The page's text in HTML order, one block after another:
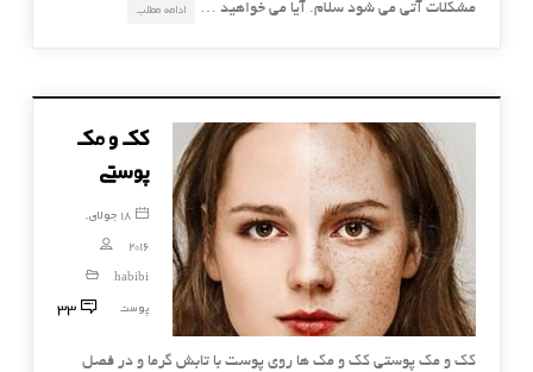
مشکلات آتی می شود سلام. آیا می خواهید …
ادامه مطلب
کک و مک
پوستی
18 جولای,
2016
habibi
پوست
33
کک و مک پوستی کک و مک ها روی پوست با تابش گرما و در فصل